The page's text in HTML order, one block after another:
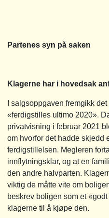
Partenes syn på saken
Klagerne har i hovedsak
I salgsoppgaven fremgikk
«ferdigstilles ultimo 2020».
privatvisning i februar 2021
om hvorfor det hadde skjedd
ferdigstillelsen. Megleren
innflytningsklar, og at en
den andre halvparten.
viktig de måtte vite om
beskrev boligen som et
klagerne til å kjøpe den.